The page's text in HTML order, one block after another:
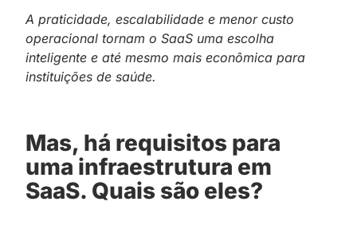
A praticidade, escalabilidade e menor custo
operacional tornam o SaaS uma escolha
inteligente e até mesmo mais econômica para
instituições de saúde.
Mas, há requisitos para
uma infraestrutura em
SaaS. Quais são eles?